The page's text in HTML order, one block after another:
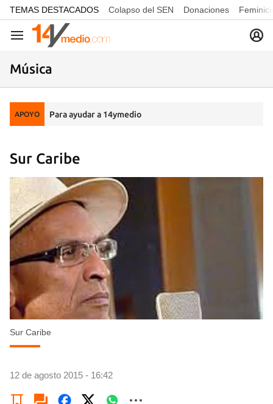
common.go-to-content
TEMAS DESTACADOS Colapso del SEN Donaciones
Navegación
Música
APOYO Para ayudar a 14ymedio
Sur Caribe
Sur Caribe
12 de agosto 2015 - 16:42